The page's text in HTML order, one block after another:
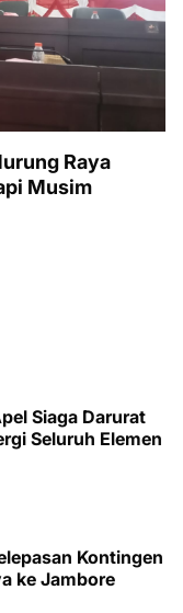
Raya
Musim
Siaga Darurat
Seluruh Elemen
Kontingen
ke Jambore